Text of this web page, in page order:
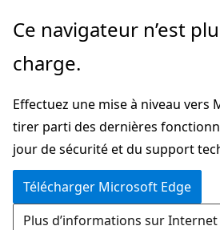
Passer
directement
au
principal
Ce navigateur n’est
charge.
Effectuez une mise à niveau vers
tirer parti des dernières
jour de sécurité et du support
Télécharger Microsoft Edge
Plus d’informations sur